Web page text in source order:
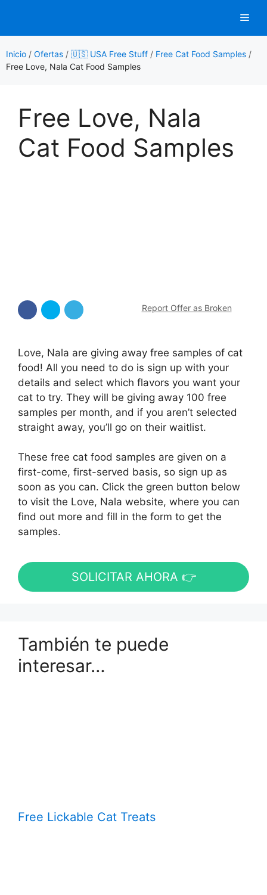
contenido
Inicio / Ofertas / 🇺🇸 USA Free Stuff / Free Cat Food Samples /
Free Love, Nala Cat Food Samples
Free Love, Nala
Cat Food Samples
Report Offer as Broken
Love, Nala are giving away free samples of cat
food! All you need to do is sign up with your
details and select which flavors you want your
cat to try. They will be giving away 100 free
samples per month, and if you aren’t selected
straight away, you’ll go on their waitlist.
These free cat food samples are given on a
first-come, first-served basis, so sign up as
soon as you can. Click the green button below
to visit the Love, Nala website, where you can
find out more and fill in the form to get the
samples.
SOLICITAR AHORA 👉
También te puede
interesar…
Free Lickable Cat Treats